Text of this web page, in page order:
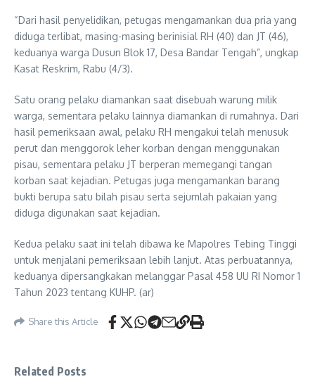
“Dari hasil penyelidikan, petugas mengamankan dua pria yang
diduga terlibat, masing-masing berinisial RH (40) dan JT (46),
keduanya warga Dusun Blok 17, Desa Bandar Tengah”, ungkap
Kasat Reskrim, Rabu (4/3).
Satu orang pelaku diamankan saat disebuah warung milik
warga, sementara pelaku lainnya diamankan di rumahnya. Dari
hasil pemeriksaan awal, pelaku RH mengakui telah menusuk
perut dan menggorok leher korban dengan menggunakan
pisau, sementara pelaku JT berperan memegangi tangan
korban saat kejadian. Petugas juga mengamankan barang
bukti berupa satu bilah pisau serta sejumlah pakaian yang
diduga digunakan saat kejadian.
Kedua pelaku saat ini telah dibawa ke Mapolres Tebing Tinggi
untuk menjalani pemeriksaan lebih lanjut. Atas perbuatannya,
keduanya dipersangkakan melanggar Pasal 458 UU RI Nomor 1
Tahun 2023 tentang KUHP. (ar)
Share this Article
Related Posts